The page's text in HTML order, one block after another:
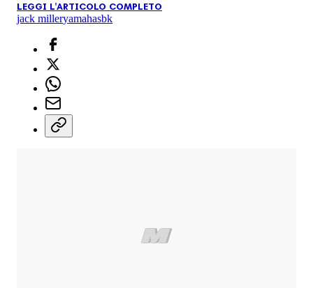
LEGGI L'ARTICOLO COMPLETO
jack milleryamahasbk